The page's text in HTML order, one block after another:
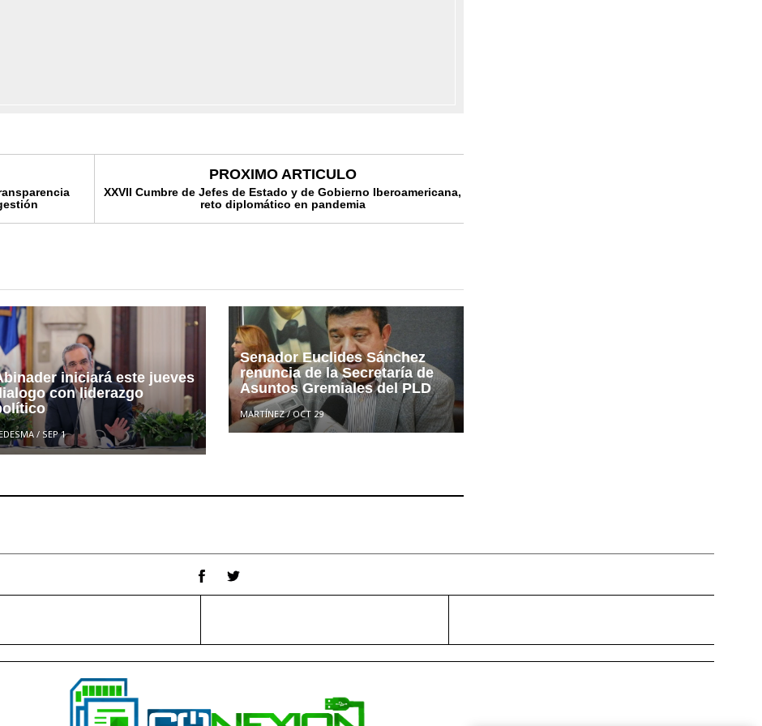
PROXIMO ARTICULO
XXVII Cumbre de Jefes de Estado y de Gobierno Iberoamericana,
reto diplomático en pandemia
iniciará este jueves
con liderazgo
/ SEP 1
Senador Euclides Sánchez
renuncia de la Secretaría de
Asuntos Gremiales del PLD
MARTÍNEZ/OCT 29